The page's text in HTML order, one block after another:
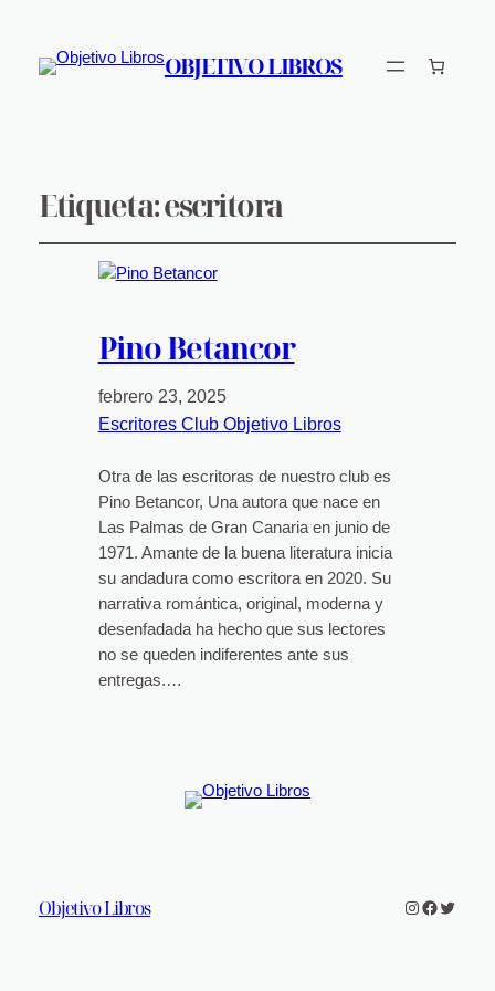
OBJETIVO LIBROS
Etiqueta:escritora
Pino Betancor
febrero 23, 2025
Escritores Club Objetivo Libros
Otra de las escritoras de nuestro club es
Pino Betancor, Una autora que nace en
Las Palmas de Gran Canaria en junio de
1971. Amante de la buena literatura inicia
su andadura como escritora en 2020. Su
narrativa romántica, original, moderna y
desenfadada ha hecho que sus lectores
no se queden indiferentes ante sus
entregas.…
Objetivo Libros Instagram
Twitter